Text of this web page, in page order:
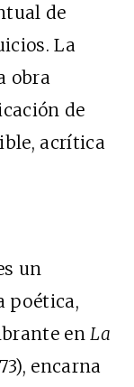
de
La
obra
de
acrítica
un
poética,
enLa
encarna